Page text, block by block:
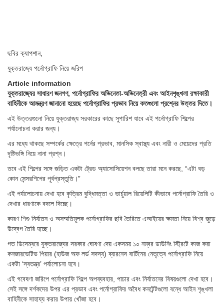
ছবির ক্যাপশান,
যুক্তরাজ্যে পর্নোগ্রাফি নিয়ে জরিপ
Article information
যুক্তরাজ্যের সাধারণ জনগণ, পর্নোগ্রাফির অভিনেতা-অভিনেত্রী এবং আইনশৃঙ্খলা রক্ষাকারী
বাহিনীকে আমন্ত্রণ জানানো হয়েছে পর্নোগ্রাফির প্রভাব নিয়ে কতগুলো প্রশ্নের উত্তর দিতে।
এই উত্তরগুলো নিয়ে যুক্তরাজ্য সরকারের কাছে সুপারিশ যাবে এই পর্নোগ্রাফি শিল্পের
পর্যালোচনা করার জন্য।
এর মধ্যে থাকছে সম্পর্কের ক্ষেত্রে পর্নের প্রভাব, মানসিক স্বাস্থ্য এবং নারী ও মেয়েদের প্রতি
দৃষ্টিভঙ্গি নিয়ে নানা প্রশ্ন।
তবে এই শিল্পের সঙ্গে জড়িত একটা ট্রেড অ্যাসোসিয়েশন বলছে তারা মনে করছে, “এটা বড়
কোন সেন্সরশিপের পূর্বপ্রস্তুতি।”
এই পর্যালোচনায় দেখা হবে কৃত্রিম বুদ্ধিমত্তা ও ভার্চুয়াল রিয়েলিটি কীভাবে পর্নোগ্রাফি তৈরি ও
দেখার ধারণাকে বদলে দিচ্ছে।
কারণ শিশু নির্যাতন ও অসম্মতিমূলক পর্নোগ্রাফির ছবি তৈরিতে এআইয়ের ক্ষমতা নিয়ে বিশ্ব জুড়ে
উদ্বেগ তৈরি হচ্ছে।
গত ডিসেম্বরে যুক্তরাজ্যের সরকার ঘোষণা দেয় একসময় ১০ নম্বর ডাউনিং স্ট্রিটে কাজ করা
কনজারভেটিভ পিয়ার (হাউজ অফ লর্ড সদস্য) ব্যারনেস বার্টিনের নেতৃত্বে পর্নোগ্রাফি নিয়ে
একটা ‘স্বতন্ত্র’ পর্যালোচনা হবে।
এই গবেষণা জরিপে পর্নোগ্রাফি শিল্পে অপব্যবহার, পাচার এবং নির্যাতনের বিষয়গুলো দেখা হবে।
সেই সঙ্গে দর্শকদের উপর এর প্রভাব এবং পর্নোগ্রাফির অবৈধ কনটেন্টগুলো বন্ধে আইন শৃঙ্খলা
বাহিনীকে সাহায্য করার উপায় খোঁজা হবে।